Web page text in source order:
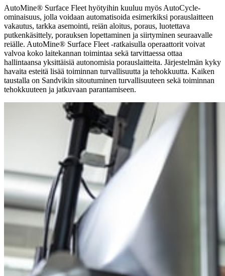
AutoMine® Surface Fleet hyötyihin kuuluu myös AutoCycle-
ominaisuus, jolla voidaan automatisoida esimerkiksi porauslaitteen
vakautus, tarkka asemointi, reiän aloitus, poraus, luotettava
putkenkäsittely, porauksen lopettaminen ja siirtyminen seuraavalle
reiälle. AutoMine® Surface Fleet -ratkaisulla operaattorit voivat
valvoa koko laitekannan toimintaa sekä tarvittaessa ottaa
hallintaansa yksittäisiä autonomisia porauslaitteita. Järjestelmän kyky
havaita esteitä lisää toiminnan turvallisuutta ja tehokkuutta. Kaiken
taustalla on Sandvikin sitoutuminen turvallisuuteen sekä toiminnan
tehokkuuteen ja jatkuvaan parantamiseen.